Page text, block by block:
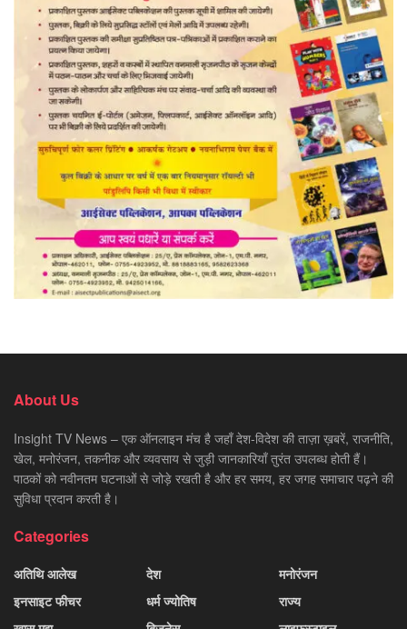
About Us
Insight TV News – एक ऑनलाइन मंच है जहाँ देश-विदेश की ताज़ा ख़बरें, राजनीति,
खेल, मनोरंजन, तकनीक और व्यवसाय से जुड़ी जानकारियाँ तुरंत उपलब्ध होती हैं।
पाठकों को नवीनतम घटनाओं से जोड़े रखती है और हर समय, हर जगह समाचार पढ़ने की
सुविधा प्रदान करती है।
Categories
अतिथि आलेख
इनसाइट फीचर
देश
धर्म ज्योतिष
मनोरंजन
राज्य